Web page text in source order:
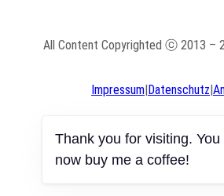
All Content Copyrighted ⓒ 2013 –
Impressum|Datenschutz|
Thank you for visiting. You
now buy me a coffee!